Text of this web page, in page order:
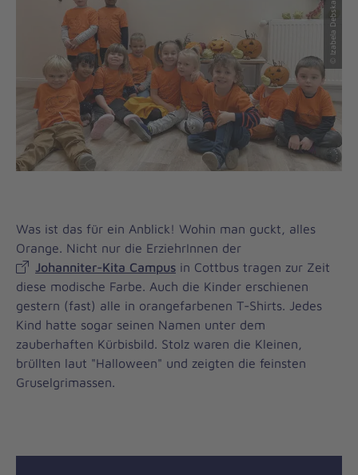
Was ist das für ein Anblick! Wohin man guckt, alles
Orange. Nicht nur die ErziehrInnen der
Johanniter-Kita Campus in Cottbus tragen zur Zeit
diese modische Farbe. Auch die Kinder erschienen
gestern (fast) alle in orangefarbenen T-Shirts. Jedes
Kind hatte sogar seinen Namen unter dem
zauberhaften Kürbisbild. Stolz waren die Kleinen,
brüllten laut "Halloween" und zeigten die feinsten
Gruselgrimassen.